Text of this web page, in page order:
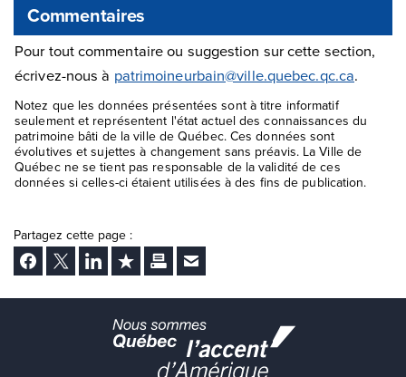
Commentaires
Pour tout commentaire ou suggestion sur cette section,
écrivez-nous à patrimoineurbain@ville.quebec.qc.ca.
Notez que les données présentées sont à titre informatif
seulement et représentent l'état actuel des connaissances du
patrimoine bâti de la ville de Québec. Ces données sont
évolutives et sujettes à changement sans préavis. La Ville de
Québec ne se tient pas responsable de la validité de ces
données si celles-ci étaient utilisées à des fins de publication.
Partagez cette page :
Facebook
Twitter LinkedInAjouter aux favoris
ImprimerEnvoyer Ã un ami